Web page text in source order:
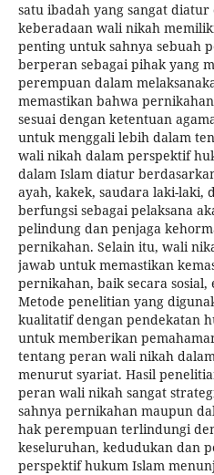
satu ibadah yang sangat
keberadaan wali nikah
penting untuk sahnya sebuah
berperan sebagai pihak yang
perempuan dalam
memastikan bahwa
sesuai dengan ketentuan
untuk menggali lebih dalam
wali nikah dalam perspektif
dalam Islam diatur
ayah, kakek, saudara laki-laki,
berfungsi sebagai pelaksana
pelindung dan penjaga
pernikahan. Selain itu, wali
jawab untuk memastikan
pernikahan, baik secara
Metode penelitian yang
kualitatif dengan pendekatan
untuk memberikan
tentang peran wali nikah
menurut syariat. Hasil
peran wali nikah sangat
sahnya pernikahan maupun
hak perempuan terlindungi
keseluruhan, kedudukan dan
perspektif hukum Islam